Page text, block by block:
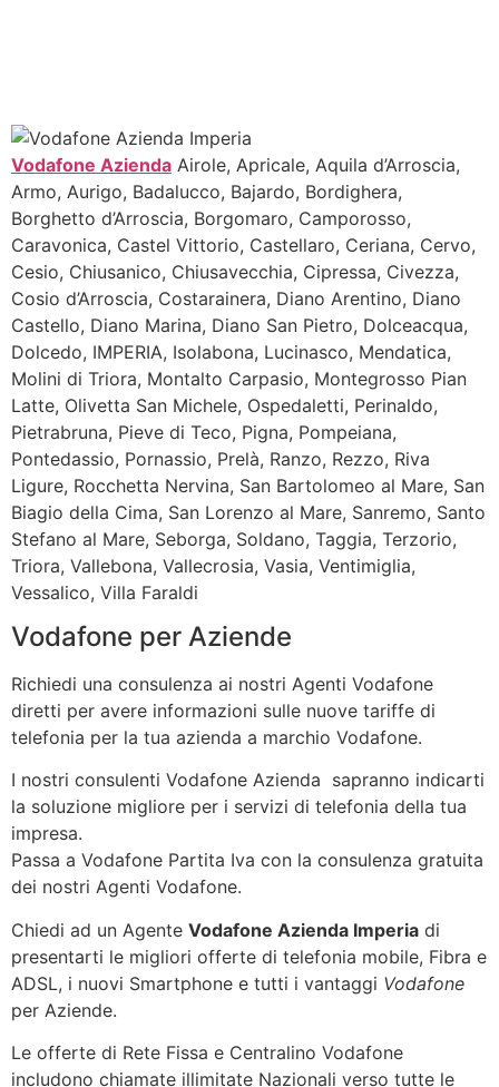
Vodafone Azienda Airole, Apricale, Aquila d’Arroscia,
Armo, Aurigo, Badalucco, Bajardo, Bordighera,
Borghetto d’Arroscia, Borgomaro, Camporosso,
Caravonica, Castel Vittorio, Castellaro, Ceriana, Cervo,
Cesio, Chiusanico, Chiusavecchia, Cipressa, Civezza,
Cosio d’Arroscia, Costarainera, Diano Arentino, Diano
Castello, Diano Marina, Diano San Pietro, Dolceacqua,
Dolcedo, IMPERIA, Isolabona, Lucinasco, Mendatica,
Molini di Triora, Montalto Carpasio, Montegrosso Pian
Latte, Olivetta San Michele, Ospedaletti, Perinaldo,
Pietrabruna, Pieve di Teco, Pigna, Pompeiana,
Pontedassio, Pornassio, Prelà, Ranzo, Rezzo, Riva
Ligure, Rocchetta Nervina, San Bartolomeo al Mare, San
Biagio della Cima, San Lorenzo al Mare, Sanremo, Santo
Stefano al Mare, Seborga, Soldano, Taggia, Terzorio,
Triora, Vallebona, Vallecrosia, Vasia, Ventimiglia,
Vessalico, Villa Faraldi
Vodafone per Aziende
Richiedi una consulenza ai nostri Agenti Vodafone
diretti per avere informazioni sulle nuove tariffe di
telefonia per la tua azienda a marchio Vodafone.
I nostri consulenti Vodafone Azienda sapranno indicarti
la soluzione migliore per i servizi di telefonia della tua
impresa.
Passa a Vodafone Partita Iva con la consulenza gratuita
dei nostri Agenti Vodafone.
Chiedi ad un Agente Vodafone Azienda Imperia di
presentarti le migliori offerte di telefonia mobile, Fibra e
ADSL, i nuovi Smartphone e tutti i vantaggi Vodafone
per Aziende.
Le offerte di Rete Fissa e Centralino Vodafone
includono chiamate illimitate Nazionali verso tutte le